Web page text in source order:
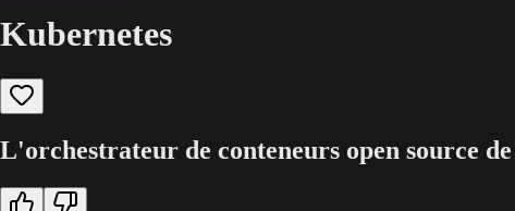
Kubernetes
L'orchestrateur de conteneurs open source